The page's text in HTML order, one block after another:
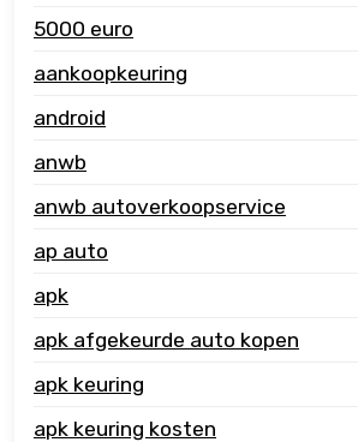
5000 euro
aankoopkeuring
android
anwb
anwb autoverkoopservice
ap auto
apk
apk afgekeurde auto kopen
apk keuring
apk keuring kosten